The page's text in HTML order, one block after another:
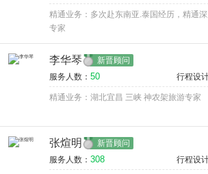
精通业务：多次赴东南亚.泰国经历，精通
专家
李华琴 新晋顾问
服务人数： 50 行程设
精通业务：湖北宜昌 三峡 神农架旅游专家
张煊明 新晋顾问
服务人数： 308 行程设